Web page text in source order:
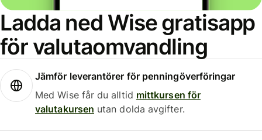
Ladda ned Wise gratisapp
för valutaomvandling
Jämför leverantörer för penningöverföringar
Med Wise får du alltid mittkursen för
valutakursen utan dolda avgifter.